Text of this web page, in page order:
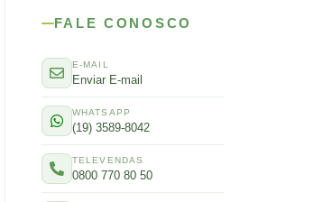
FALE CONOSCO
E-MAIL
Enviar E-mail
WHATSAPP
(19) 3589-8042
TELEVENDAS
0800 770 80 50